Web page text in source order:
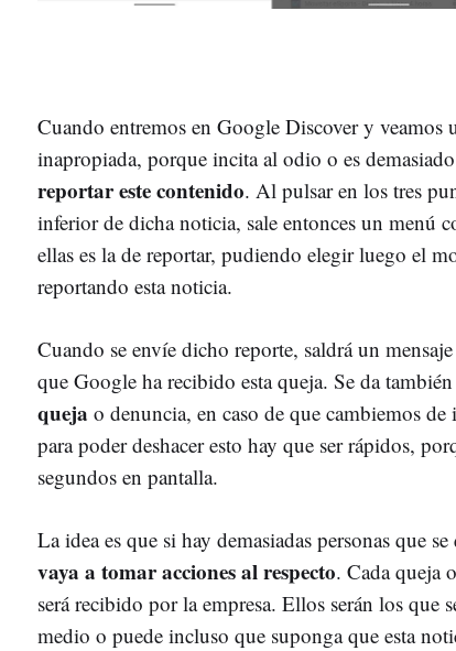
Cuando entremos en Google Discover y veamos
inapropiada, porque incita al odio o es
reportar este contenido. Al pulsar en los tres
inferior de dicha noticia, sale entonces un menú
ellas es la de reportar, pudiendo elegir luego el
reportando esta noticia.
Cuando se envíe dicho reporte, saldrá un
que Google ha recibido esta queja. Se da
queja o denuncia, en caso de que cambiemos
para poder deshacer esto hay que ser rápidos,
segundos en pantalla.
La idea es que si hay demasiadas personas que
vaya a tomar acciones al respecto. Cada queja
será recibido por la empresa. Ellos serán los que
medio o puede incluso que suponga que esta